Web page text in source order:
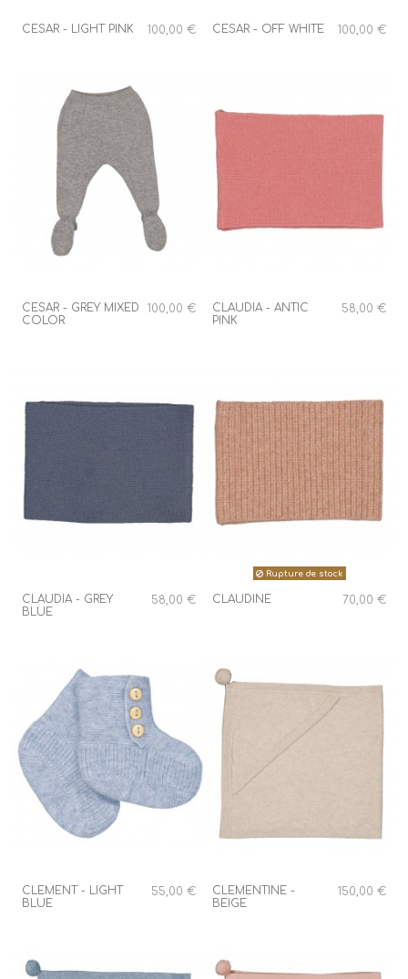
CESAR - LIGHT PINK 100,00 € CESAR - OFF WHITE 100,00 €
CESAR - GREY MIXED
COLOR
100,00 €
CLAUDIA - ANTIC
PINK
58,00 €
CLAUDIA - GREY
BLUE
58,00 €
Rupture de stock
CLAUDINE 70,00 €
CLEMENT - LIGHT
BLUE
55,00 €
CLEMENTINE -
BEIGE
150,00 €